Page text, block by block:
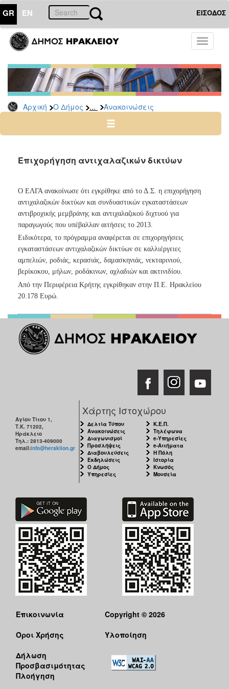
GR EN ΕΙΣΟΔΟΣ
Toggle
Αρχική Ο Δήμος ... Ανακοινώσεις
ΔΗΜΟΣ
Υπηρεσίες
&
Φορείς
Δημοτικές
Υπηρεσίες
Ηλεκτρονική
Επιτροπές
Αγροτική
Ανάπτυξη
Ανακοινώσεις
Προγράμματα
Προσχολική
Αγωγή
Κοιμητήρια
Οικογένειας
ΑΝΘΕΚΤΙΚΗ
ΠΟΛΗ
Επιχορήγηση αντιχαλαζικών δικτύων
Ο ΕΛΓΑ ανακοίνωσε ότι εγκρίθηκε από το Δ.Σ. η επιχορήγηση
αντιχαλαζικών δικτύων και συνδυαστικών εγκαταστάσεων
αντιβροχικής μεμβράνης και αντιχαλαζικού διχτυού για
παραγωγούς που υπέβαλλαν αιτήσεις το 2013.
Ειδικότερα, το πρόγραμμα αναφέρεται σε επιχορηγήσεις
εγκαταστάσεων αντιχαλαζικών δικτύων σε καλλιέργειες
αμπελιών, ροδιάς, κερασιάς, δαμασκηνιάς, νεκταρινιού,
βερίκοκου, μήλων, ροδάκινων, αχλαδιών και ακτινιδίου.
Από την Περιφέρεια Κρήτης εγκρίθηκαν στην Π.Ε. Ηρακλείου
20.178 Ευρώ.
Αγίου Τίτου 1,
Τ.Κ. 71202,
Ηράκλειο
Τηλ.: 2813-409000
email:info@heraklion.gr
Χάρτης Ιστοχώρου
Δελτία Τύπου
Ανακοινώσεις
Διαγωνισμοί
Προσλήψεις
Διαβουλεύσεις
Εκδηλώσεις
Ο Δήμος
Υπηρεσίες
Κ.Ε.Π.
Τηλέφωνα
e-Υπηρεσίες
e-Αιτήματα
Η Πόλη
Ιστορία
Κνωσός
Μουσεία
Επικοινωνία
Όροι Χρήσης
Δήλωση
Προσβασιμότητας
Πλοήγηση
Copyright © 2026
Υλοποίηση